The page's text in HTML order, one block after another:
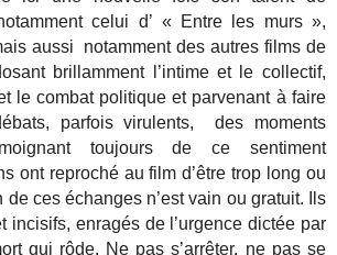
celui d’ « Entre les murs »,
aussi notamment des autres films de
brillamment l’intime et le collectif,
et le combat politique et parvenant à faire
parfois virulents, des moments
toujours de ce sentiment
ont reproché au film d’être trop long ou
de ces échanges n’est vain ou gratuit. Ils
incisifs, enragés de l’urgence dictée par
qui rôde. Ne pas s’arrêter, ne pas se